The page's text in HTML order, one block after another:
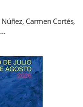
Carmen Cortés,